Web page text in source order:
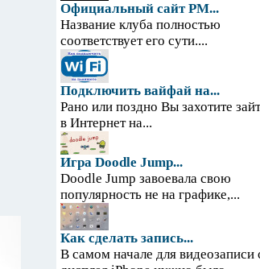
Официальный сайт PM...
Название клуба полностью
соответствует его сути....
Подключить вайфай на...
Рано или поздно Вы захотите
в Интернет на...
Игра Doodle Jump...
Doodle Jump завоевала свою
популярность не на графике,...
Как сделать запись...
В самом начале для видеозаписи